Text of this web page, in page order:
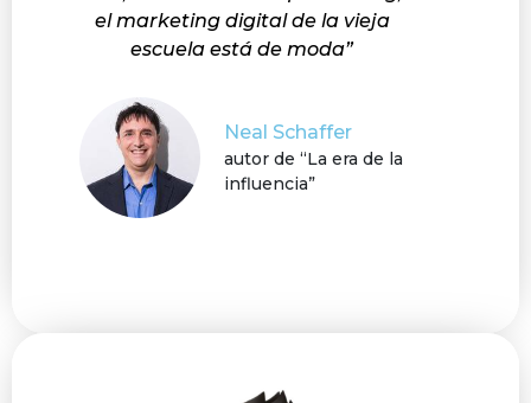
el marketing digital de la vieja
escuela está de moda”
Neal Schaffer
autor de “La era de la
influencia”